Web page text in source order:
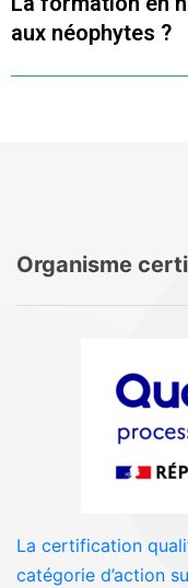
aux néophytes ?
Organisme
La certification
catégorie d’action